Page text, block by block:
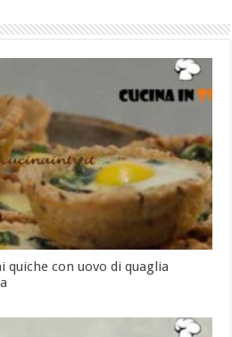
con uovo di quaglia